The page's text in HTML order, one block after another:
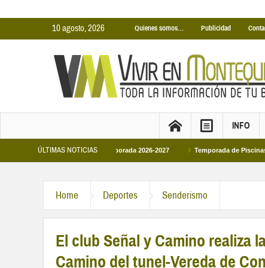
10 agosto, 2026 Quienes somos… Publicidad
INFO
ÚLTIMAS NOTICIAS
Municipales temporada 2026-2027 Temporada de Piscinas
Home Deportes Senderismo
El club Señal y Camino realiza
Camino del tunel-Vereda de